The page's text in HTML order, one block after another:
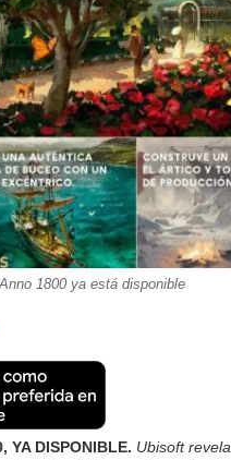
1800 ya está disponible
YA DISPONIBLE. Ubisoft